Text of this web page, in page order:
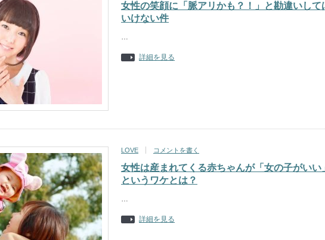
女性の笑顔に「脈アリかも？！」と勘違いして
いけない件
…
詳細を見る
LOVE コメントを書く
女性は産まれてくる赤ちゃんが「女の子がいい
というワケとは？
…
詳細を見る